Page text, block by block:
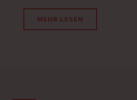
MEHR LESEN